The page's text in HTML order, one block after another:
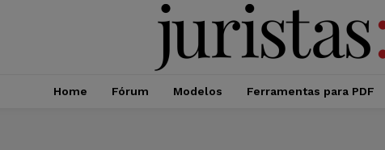
Home Fórum Modelos Ferramentas para PDF